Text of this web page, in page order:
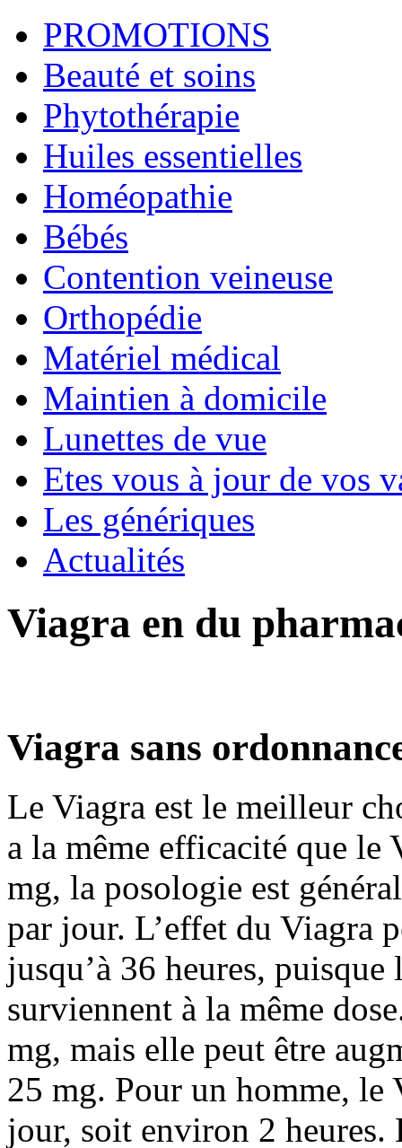
PROMOTIONS
Beauté et soins
Phytothérapie
Huiles essentielles
Homéopathie
Bébés
Contention veineuse
Orthopédie
Matériel médical
Maintien à domicile
Lunettes de vue
Etes vous à jour de vos
Les génériques
Actualités
Viagra en du
Viagra sans
Le Viagra est le meilleur
a la même efficacité que
mg, la posologie est
par jour. L’effet du Viagra
jusqu’à 36 heures,
surviennent à la même
mg, mais elle peut être
25 mg. Pour un homme, le
jour, soit environ 2 heures.